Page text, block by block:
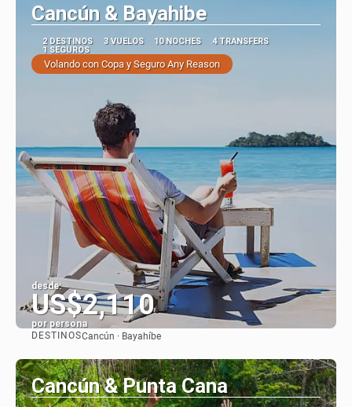
Cancún & Bayahibe
2 DESTINOS 3 VUELOS 10 NOCHES
4 TRANSFERS
1 SEGUROS
Volando con Copa y Seguro Any Reason
desde:
US$2,110
por persona
DESTINOSCancún · Bayahíbe
Cancún & Punta Cana